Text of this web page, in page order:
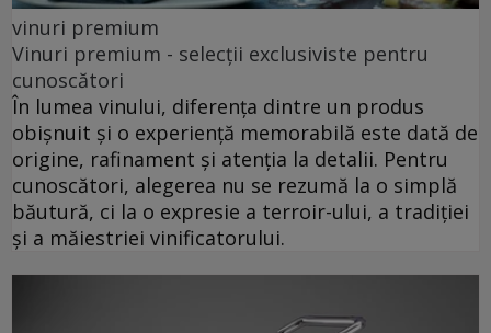
vinuri premium
Vinuri premium - selecții exclusiviste pentru
cunoscători
În lumea vinului, diferența dintre un produs
obișnuit și o experiență memorabilă este dată de
origine, rafinament și atenția la detalii. Pentru
cunoscători, alegerea nu se rezumă la o simplă
băutură, ci la o expresie a terroir-ului, a tradiției
și a măiestriei vinificatorului.